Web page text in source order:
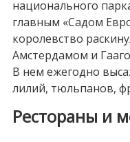
национального
главным «Садом
королевство
Амстердамом и
В нем ежегодно
лилий, тюльпанов,
Рестораны и